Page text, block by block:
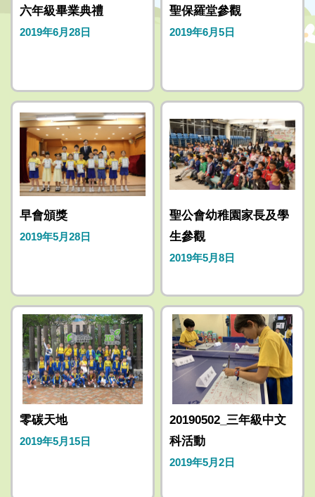
六年級畢業典禮
2019年6月28日
聖保羅堂參觀
2019年6月5日
早會頒獎
2019年5月28日
聖公會幼稚園家長及學
生參觀
2019年5月8日
零碳天地
2019年5月15日
20190502_三年級中文
科活動
2019年5月2日